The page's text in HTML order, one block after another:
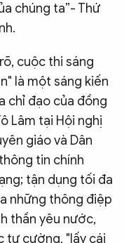
chúng ta”- Thứ
cuộc thi sáng
là một sáng kiến
chỉ đạo của đồng
Lâm tại Hội nghị
giáo và Dân
tin chính
tận dụng tối đa
những thông điệp
thần yêu nước,
tự cường, "lấy cái